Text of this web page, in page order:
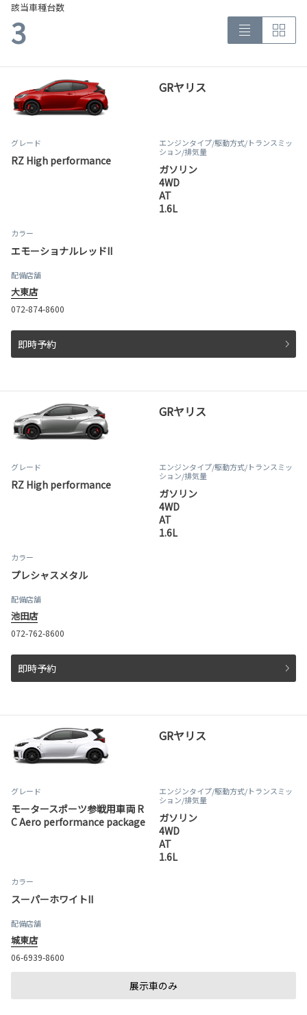
該当車種台数
3
GRヤリス
グレード
RZ High performance
エンジンタイプ/駆動方式/トランスミッ
ション/排気量
ガソリン
4WD
AT
1.6L
カラー
エモーショナルレッドII
配備店舗
大東店
072-874-8600
即時予約
GRヤリス
グレード
RZ High performance
エンジンタイプ/駆動方式/トランスミッ
ション/排気量
ガソリン
4WD
AT
1.6L
カラー
プレシャスメタル
配備店舗
池田店
072-762-8600
即時予約
GRヤリス
グレード
モータースポーツ参戦用車両 R
C Aero performance package
エンジンタイプ/駆動方式/トランスミッ
ション/排気量
ガソリン
4WD
AT
1.6L
カラー
スーパーホワイトII
配備店舗
城東店
06-6939-8600
展示車のみ